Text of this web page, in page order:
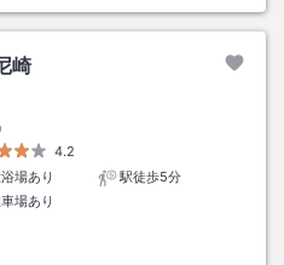
崎
4.2
場あり
駅徒歩5分
場あり